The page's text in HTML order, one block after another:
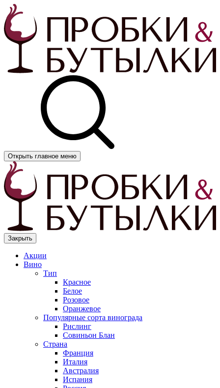
Открыть главное меню
Закрыть
Акции
Вино
Тип
Красное
Белое
Розовое
Оранжевое
Популярные сорта винограда
Рислинг
Совиньон Блан
Страна
Франция
Италия
Австралия
Испания